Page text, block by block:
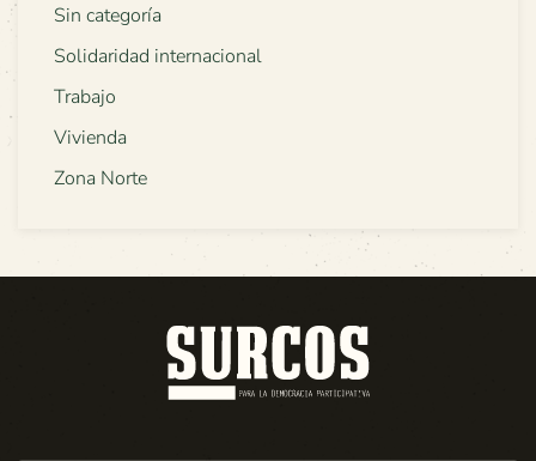
Sin categoría
Solidaridad internacional
Trabajo
Vivienda
Zona Norte